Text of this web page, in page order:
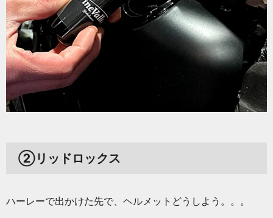
②リッドロックス
ハーレーで出かけた先で、ヘルメットどうしよう。。。